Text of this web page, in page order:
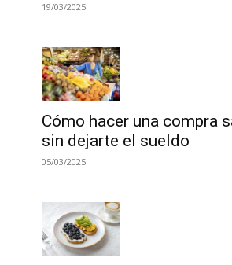
19/03/2025
Cómo hacer una compra
sin dejarte el sueldo
05/03/2025